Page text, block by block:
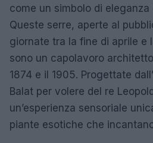
come un simbolo di eleganza
Queste serre, aperte al
giornate tra la fine di aprile e
sono un capolavoro
1874 e il 1905. Progettate
Balat per volere del re
un’esperienza sensoriale
piante esotiche che